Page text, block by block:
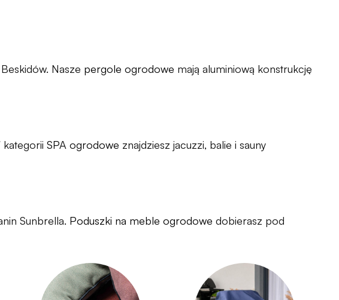
Nasze pergole ogrodowe mają aluminiową konstrukcję
kategorii SPA ogrodowe znajdziesz jacuzzi, balie i sauny
Sunbrella. Poduszki na meble ogrodowe dobierasz pod